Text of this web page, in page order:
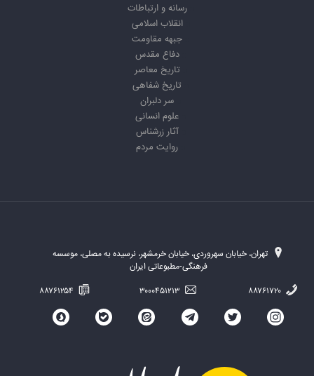
رسانه و ارتباطات
انقلاب اسلامی
جبهه مقاومت
دفاع مقدس
تاریخ معاصر
تاریخ شفاهی
سر دلبران
علوم انسانی
آثار زرشناس
روایت مردم
تهران، خیابان سهروردی، خیابان خرمشهر، نرسیده به مصلی، موسسه
فرهنگی-مطبوعاتی ایران